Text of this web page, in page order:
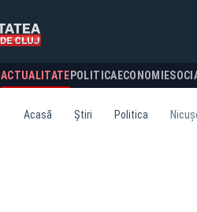
ACTUALITATE POLITICA ECONOMIE
Acasă Știri Politica